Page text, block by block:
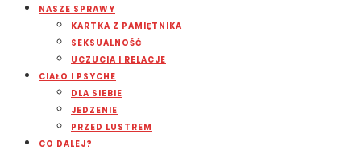
NASZE SPRAWY
KARTKA Z PAMIĘTNIKA
SEKSUALNOŚĆ
UCZUCIA I RELACJE
CIAŁO I PSYCHE
DLA SIEBIE
JEDZENIE
PRZED LUSTREM
CO DALEJ?